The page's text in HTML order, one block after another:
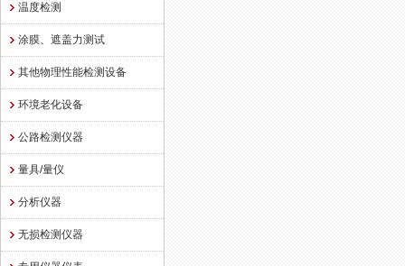
温度检测
涂膜、遮盖力测试
其他物理性能检测设备
环境老化设备
公路检测仪器
量具/量仪
分析仪器
无损检测仪器